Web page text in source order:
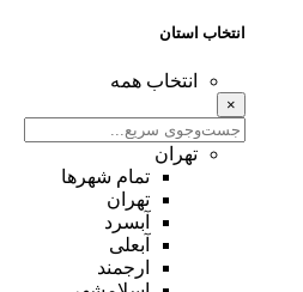
انتخاب استان
انتخاب همه
×
تهران
تمام شهر‌ها
تهران
آبسرد
آبعلی
ارجمند